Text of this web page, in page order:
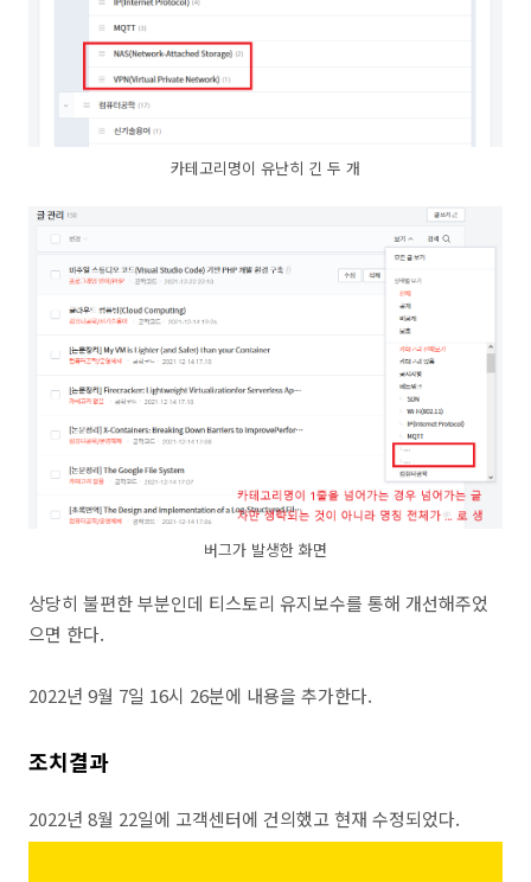
카테고리명이 유난히 긴 두 개
버그가 발생한 화면
상당히 불편한 부분인데 티스토리 유지보수를 통해 개선해주었
으면 한다.
2022년 9월 7일 16시 26분에 내용을 추가한다.
조치결과
2022년 8월 22일에 고객센터에 건의했고 현재 수정되었다.